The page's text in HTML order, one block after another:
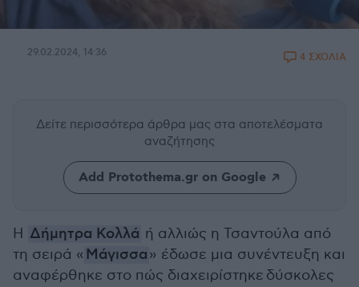
29.02.2024, 14:36 4 ΣΧΟΛΙΑ
Δείτε περισσότερα άρθρα μας στα αποτελέσματα
αναζήτησης
Add Protothema.gr on Google
Η Δήμητρα Κολλά ή αλλιώς η Τσαντούλα από
τη σειρά « Μάγισσα» έδωσε μια συνέντευξη και
αναφέρθηκε στο πώς διαχειρίστηκε δύσκολες